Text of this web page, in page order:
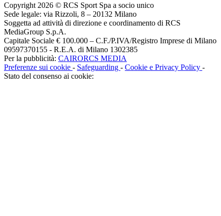
Copyright 2026 © RCS Sport Spa a socio unico
Sede legale: via Rizzoli, 8 – 20132 Milano
Soggetta ad attività di direzione e coordinamento di RCS
MediaGroup S.p.A.
Capitale Sociale € 100.000 – C.F./P.IVA/Registro Imprese di Milano
09597370155 - R.E.A. di Milano 1302385
Per la pubblicità: CAIRORCS MEDIA
Preferenze sui cookie - Safeguarding - Cookie e Privacy Policy -
Stato del consenso ai cookie: